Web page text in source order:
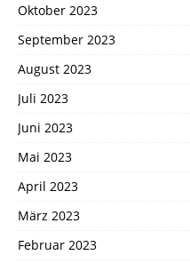
Oktober 2023
September 2023
August 2023
Juli 2023
Juni 2023
Mai 2023
April 2023
März 2023
Februar 2023